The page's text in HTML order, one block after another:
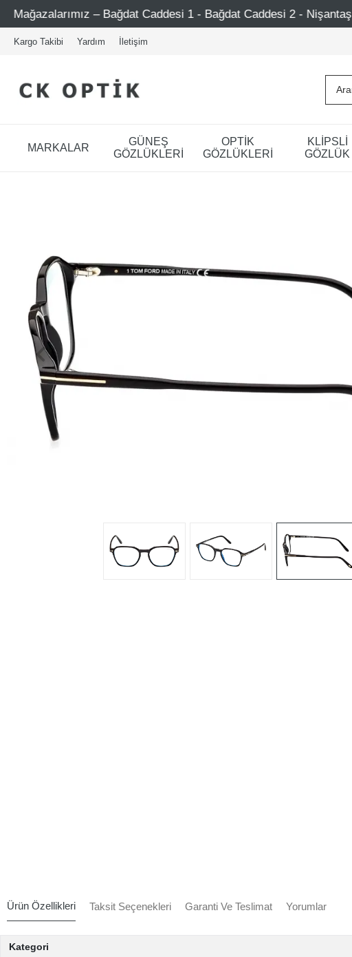
Caddesi 1 - Bağdat Caddesi 2 - Nişantaşı – Etiler – Ataşehir
Kargo Takibi Yardım İletişim
MARKALAR
GÜNEŞ
GÖZLÜKLERİ
OPTİK
GÖZLÜKLERİ
KLİPSLİ
GÖZLÜK
Ürün Özellikleri Taksit Seçenekleri Garanti Ve Teslimat Yorumlar
Kategori